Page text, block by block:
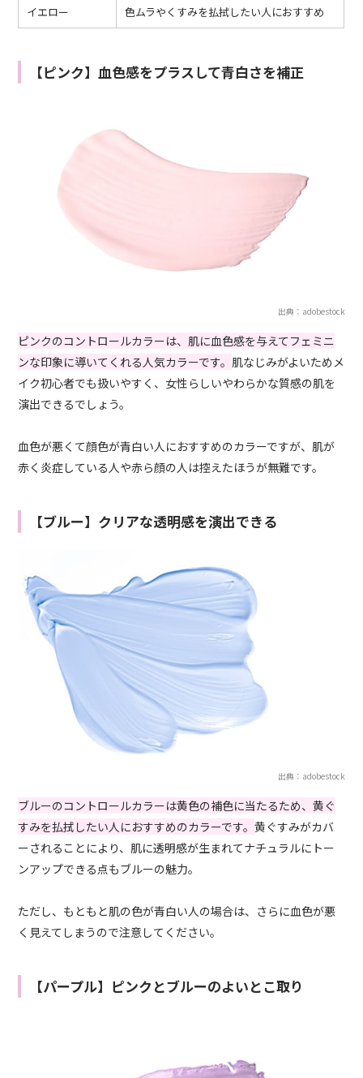
イエロー 色ムラやくすみを払拭したい人におすすめ
【ピンク】血色感をプラスして青白さを補正
出典：adobestock
ピンクのコントロールカラーは、肌に血色感を与えてフェミニ
ンな印象に導いてくれる人気カラーです。 肌なじみがよいためメ
イク初心者でも扱いやすく、女性らしいやわらかな質感の肌を
演出できるでしょう。
血色が悪くて顔色が青白い人におすすめのカラーですが、肌が
赤く炎症している人や赤ら顔の人は控えたほうが無難です。
【ブルー】クリアな透明感を演出できる
出典：adobestock
ブルーのコントロールカラーは黄色の補色に当たるため、黄ぐ
すみを払拭したい人におすすめのカラーです。黄ぐすみがカバ
ーされることにより、肌に透明感が生まれてナチュラルにトー
ンアップできる点もブルーの魅力。
ただし、もともと肌の色が青白い人の場合は、さらに血色が悪
く見えてしまうので注意してください。
【パープル】ピンクとブルーのよいとこ取り